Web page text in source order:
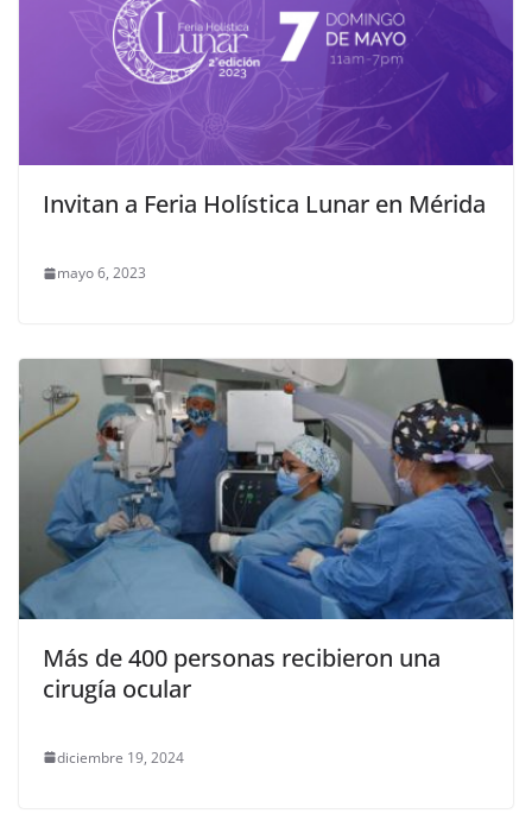
Invitan a Feria Holística Lunar en Mérida
mayo 6, 2023
Más de 400 personas recibieron una
cirugía ocular
diciembre 19, 2024